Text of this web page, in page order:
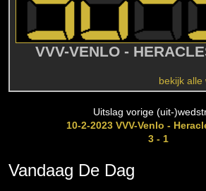
VVV-VENLO -
bekijk alle
Uitslag vorige (uit-
10-2-2023 VVV-Venlo -
3 - 1
Vandaag De Dag